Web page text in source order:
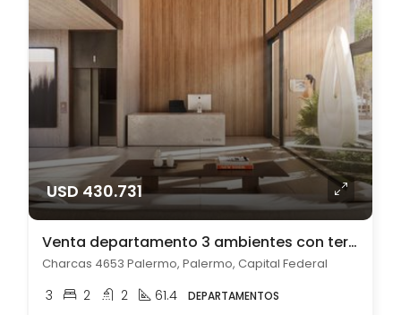
USD 430.731
Venta departamento 3 ambientes con terraza pileta a estrenar Palermo
Charcas 4653 Palermo, Palermo, Capital Federal
3 2 2 61.4 DEPARTAMENTOS